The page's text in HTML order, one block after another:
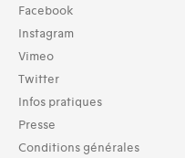
Collection
TOUT (26)
Archives (26)
Domaines thématiques
01-architecture
02-architecture agricole (4)
03-architecture artisanale
Facebook
Instagram
Vimeo
Twitter
Infos pratiques
Presse
Conditions générales